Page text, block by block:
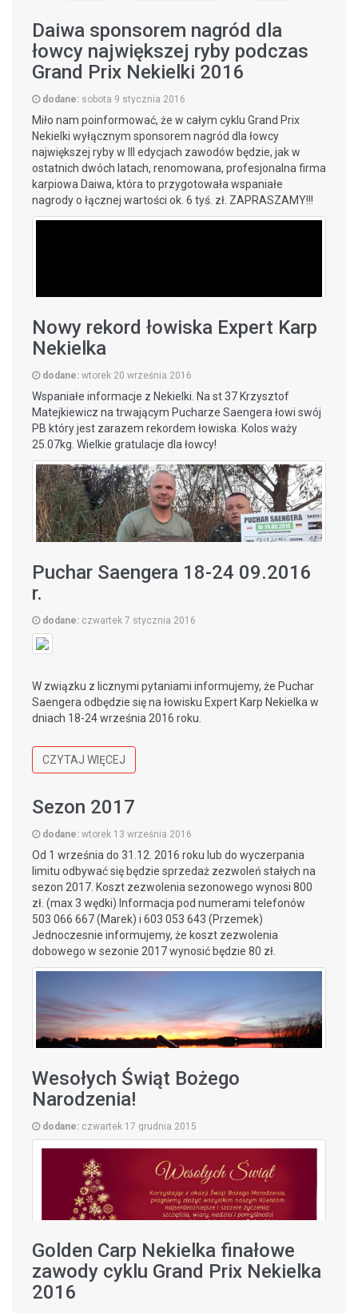
CZYTAJ WIĘCEJ
Daiwa sponsorem nagród dla
łowcy największej ryby podczas
Grand Prix Nekielki 2016
dodane: sobota 9 stycznia 2016
Miło nam poinformować, że w całym cyklu Grand Prix
Nekielki wyłącznym sponsorem nagród dla łowcy
największej ryby w III edycjach zawodów będzie, jak w
ostatnich dwóch latach, renomowana, profesjonalna firma
karpiowa Daiwa, która to przygotowała wspaniałe
nagrody o łącznej wartości ok. 6 tyś. zł. ZAPRASZAMY!!!
Nowy rekord łowiska Expert Karp
Nekielka
dodane: wtorek 20 września 2016
Wspaniałe informacje z Nekielki. Na st 37 Krzysztof
Matejkiewicz na trwającym Pucharze Saengera łowi swój
PB który jest zarazem rekordem łowiska. Kolos waży
25.07kg. Wielkie gratulacje dla łowcy!
Puchar Saengera 18-24 09.2016
r.
dodane: czwartek 7 stycznia 2016
W związku z licznymi pytaniami informujemy, że Puchar
Saengera odbędzie się na łowisku Expert Karp Nekielka w
dniach 18-24 września 2016 roku.
CZYTAJ WIĘCEJ
Sezon 2017
dodane: wtorek 13 września 2016
Od 1 września do 31.12. 2016 roku lub do wyczerpania
limitu odbywać się będzie sprzedaż zezwoleń stałych na
sezon 2017. Koszt zezwolenia sezonowego wynosi 800
zł. (max 3 wędki) Informacja pod numerami telefonów
503 066 667 (Marek) i 603 053 643 (Przemek)
Jednoczesnie informujemy, że koszt zezwolenia
dobowego w sezonie 2017 wynosić będzie 80 zł.
Wesołych Świąt Bożego
Narodzenia!
dodane: czwartek 17 grudnia 2015
Golden Carp Nekielka finałowe
zawody cyklu Grand Prix Nekielka
2016